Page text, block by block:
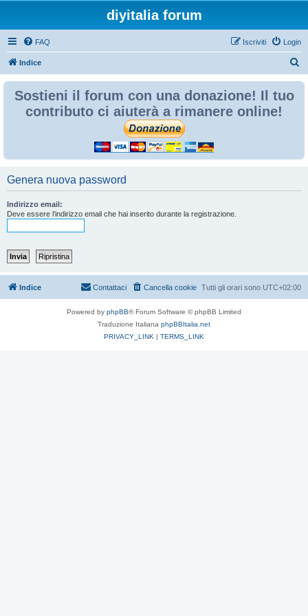
diyitalia forum
FAQ Login
Iscriviti
Indice
Sostieni il forum con una donazione! Il tuo
contributo ci aiuterà a rimanere online!
Genera nuova password
Indirizzo email:
Deve essere l’indirizzo email che hai inserito durante la registrazione.
Indice Tutti gli orari sono UTC+02:00
Cancella cookie
Contattaci
Powered by phpBB® Forum Software © phpBB Limited
Traduzione Italiana phpBBItalia.net
PRIVACY_LINK | TERMS_LINK